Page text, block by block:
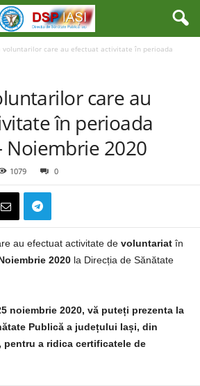
voluntarilor care au efectuat activitate în perioada
care au
în perioada
Noiembrie 2020
1079 0
au efectuat activitate de voluntariat în
2020 la Direcția de Sănătate
noiembrie 2020, vă puteți prezenta la
Publică a județului Iași, din
pentru a ridica certificatele de